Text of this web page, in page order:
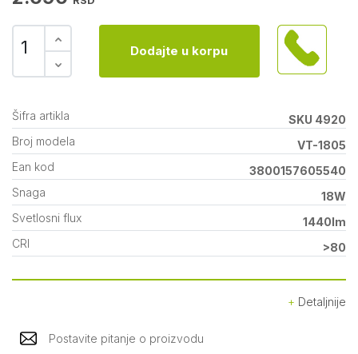
Dodajte u korpu
Šifra artikla
SKU 4920
Broj modela
VT-1805
Ean kod
3800157605540
Snaga
18W
Svetlosni flux
1440lm
CRI
>80
Detaljnije
Postavite pitanje o proizvodu